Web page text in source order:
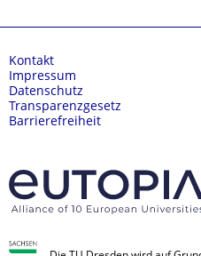
Kontakt
Impressum
Datenschutz
Transparenzgesetz
Barrierefreiheit